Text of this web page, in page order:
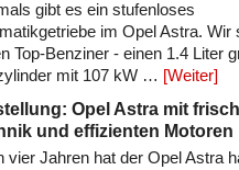
gibt es ein stufenloses
im Opel Astra. Wir
Top-Benziner - einen 1.4 Liter
mit 107 kW … [Weiter]
Opel Astra mit
und effizienten Motoren
vier Jahren hat der Opel Astra